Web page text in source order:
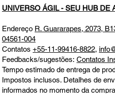
UNIVERSO ÁGIL - SEU HUB DE
EndereçoR. Guararapes, 2073,
04561-004
Contatos+55-11-99416-8822,
Feedbacks/sugestões:Contatos
Tempo estimado de entrega de